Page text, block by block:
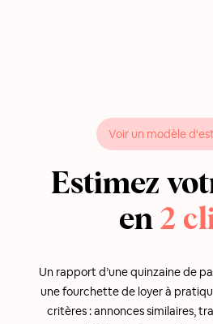
Voir un modèle
Estimez
en 2
Un rapport d’une quinzaine de
une fourchette de loyer à
critères : annonces similaires,